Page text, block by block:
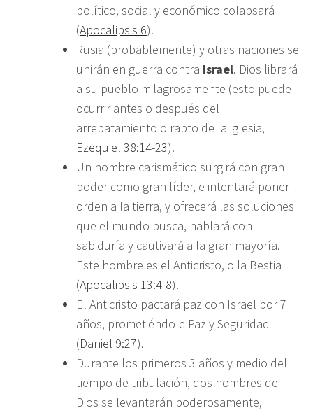
político, social y económico colapsará
(Apocalipsis 6).
Rusia (probablemente) y otras naciones se
unirán en guerra contra Israel. Dios librará
a su pueblo milagrosamente (esto puede
ocurrir antes o después del
arrebatamiento o rapto de la iglesia,
Ezequiel 38:14-23).
Un hombre carismático surgirá con gran
poder como gran líder, e intentará poner
orden a la tierra, y ofrecerá las soluciones
que el mundo busca, hablará con
sabiduría y cautivará a la gran mayoría.
Este hombre es el Anticristo, o la Bestia
(Apocalipsis 13:4-8).
El Anticristo pactará paz con Israel por 7
años, prometiéndole Paz y Seguridad
(Daniel 9:27).
Durante los primeros 3 años y medio del
tiempo de tribulación, dos hombres de
Dios se levantarán poderosamente,